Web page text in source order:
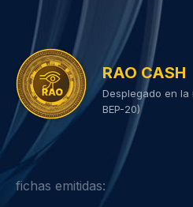
RAO CASH
Desplegado en la
BEP-20)
fichas emitidas: